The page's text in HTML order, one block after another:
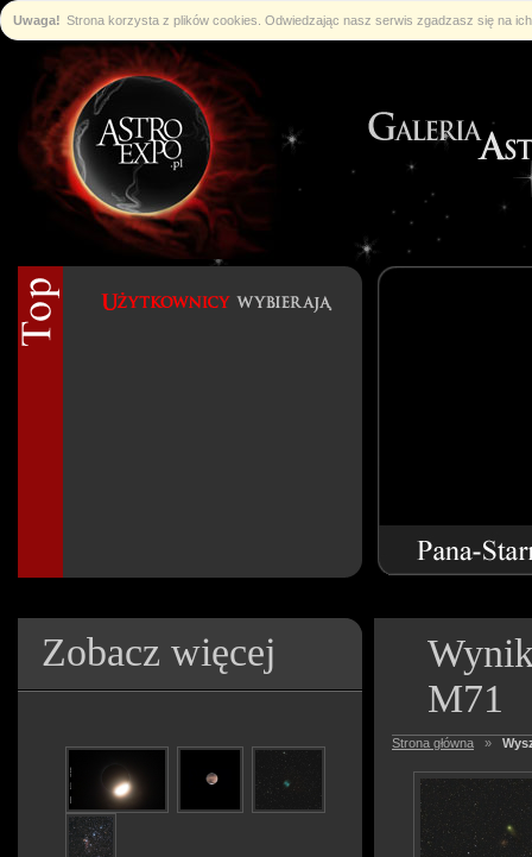
Uwaga! Strona korzysta z plików cookies. Odwiedzając nasz serwis zgadzasz się na
Zobacz więcej
M71
Strona główna »